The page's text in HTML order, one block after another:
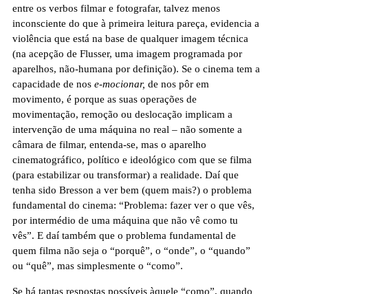
entre os verbos filmar e fotografar, talvez menos
inconsciente do que à primeira leitura pareça, evidencia a
violência que está na base de qualquer imagem técnica
(na acepção de Flusser, uma imagem programada por
aparelhos, não-humana por definição). Se o cinema tem a
capacidade de nos e-mocionar, de nos pôr em
movimento, é porque as suas operações de
movimentação, remoção ou deslocação implicam a
intervenção de uma máquina no real – não somente a
câmara de filmar, entenda-se, mas o aparelho
cinematográfico, político e ideológico com que se filma
(para estabilizar ou transformar) a realidade. Daí que
tenha sido Bresson a ver bem (quem mais?) o problema
fundamental do cinema: “Problema: fazer ver o que vês,
por intermédio de uma máquina que não vê como tu
vês”. E daí também que o problema fundamental de
quem filma não seja o “porquê”, o “onde”, o “quando”
ou “quê”, mas simplesmente o “como”.
Se há tantas respostas possíveis àquele “como”, quando